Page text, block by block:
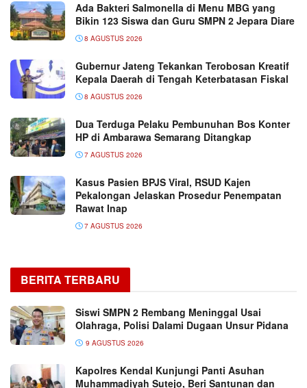
Ada Bakteri Salmonella di Menu MBG yang
Bikin 123 Siswa dan Guru SMPN 2 Jepara Diare
8 AGUSTUS 2026
Gubernur Jateng Tekankan Terobosan Kreatif
Kepala Daerah di Tengah Keterbatasan Fiskal
8 AGUSTUS 2026
Dua Terduga Pelaku Pembunuhan Bos Konter
HP di Ambarawa Semarang Ditangkap
7 AGUSTUS 2026
Kasus Pasien BPJS Viral, RSUD Kajen
Pekalongan Jelaskan Prosedur Penempatan
Rawat Inap
7 AGUSTUS 2026
BERITA TERBARU
Siswi SMPN 2 Rembang Meninggal Usai
Olahraga, Polisi Dalami Dugaan Unsur Pidana
9 AGUSTUS 2026
Kapolres Kendal Kunjungi Panti Asuhan
Muhammadiyah Sutejo, Beri Santunan dan